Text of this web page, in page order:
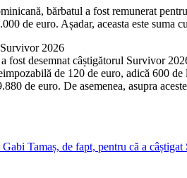
bărbatul a fost remunerat
de euro. Așadar, aceasta este suma
2026
fost desemnat câștigătorul Survivor
de 120 de euro, adică 600
de euro. De asemenea, asupra
Tamaș, de fapt, pentru că a